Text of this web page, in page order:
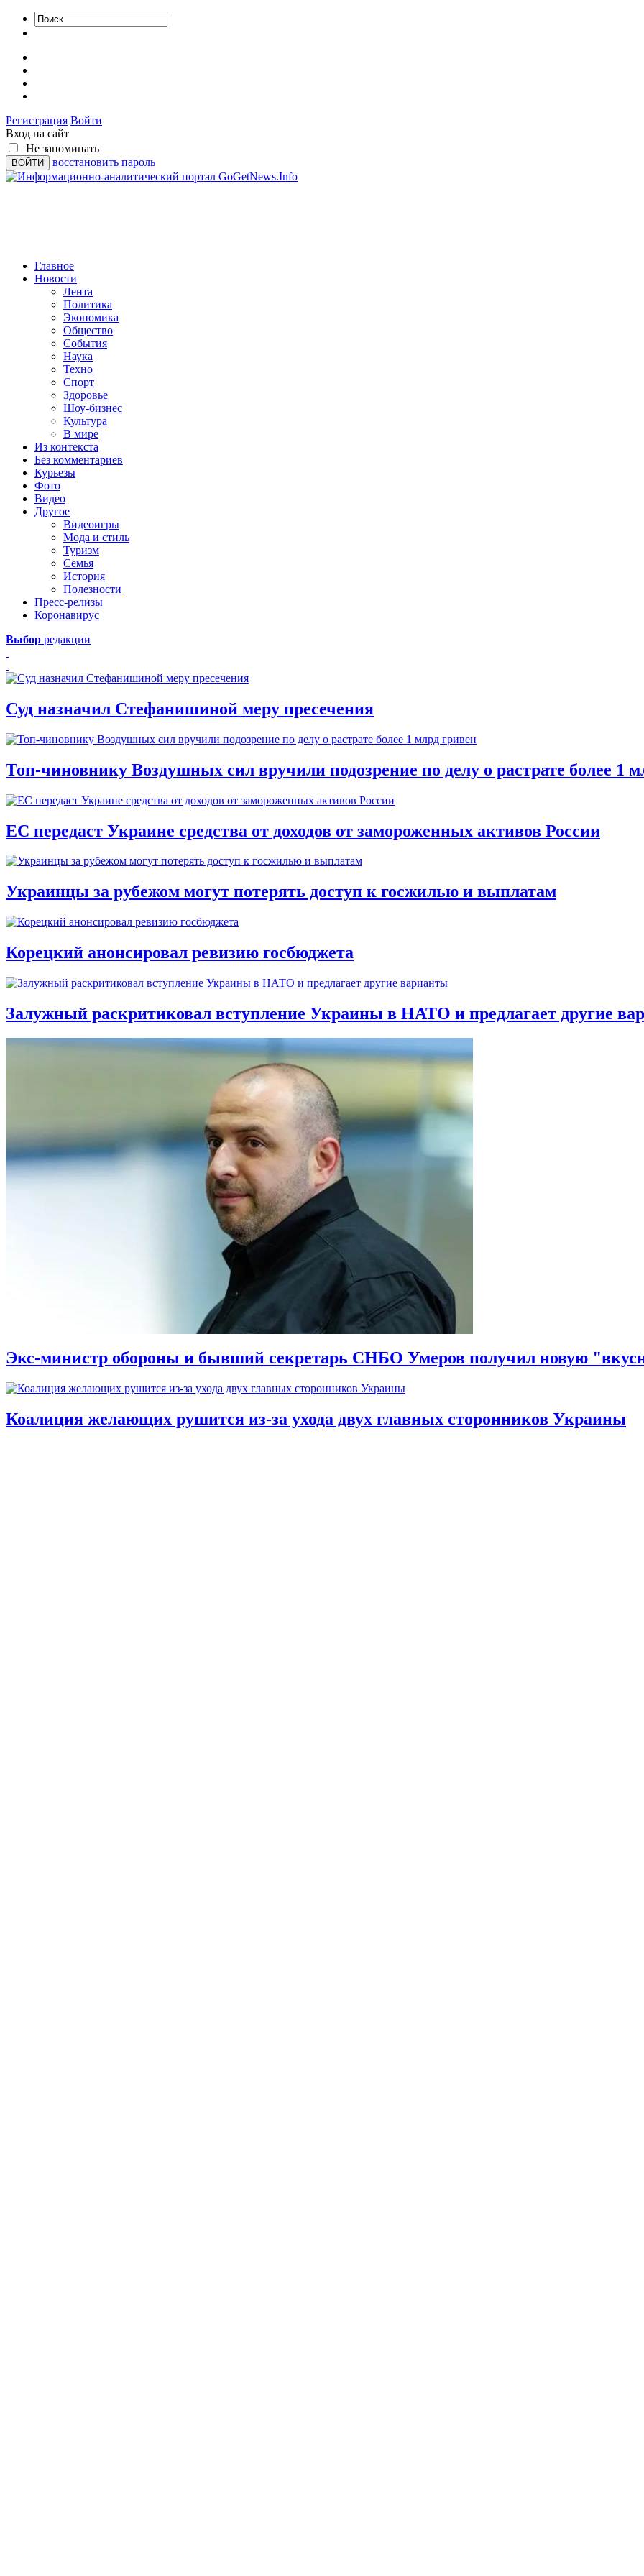
Регистрация Войти
Вход на сайт
Не запоминать
восстановить пароль
Главное
Новости
Лента
Политика
Экономика
Общество
События
Наука
Техно
Спорт
Здоровье
Шоу-бизнес
Культура
В мире
Из контекста
Без комментариев
Курьезы
Фото
Видео
Другое
Видеоигры
Мода и стиль
Туризм
Семья
История
Полезности
Пресс-релизы
Коронавирус
Выбор редакции
Суд назначил Стефанишиной меру пресечения
Топ-чиновнику Воздушных сил вручили подозрение по делу о растрате более 1
ЕС передаст Украине средства от доходов от замороженных активов России
Украинцы за рубежом могут потерять доступ к госжилью и выплатам
Корецкий анонсировал ревизию госбюджета
Залужный раскритиковал вступление Украины в НАТО и предлагает другие
Экс-министр обороны и бывший секретарь СНБО Умеров получил новую
Коалиция желающих рушится из-за ухода двух главных сторонников Украины